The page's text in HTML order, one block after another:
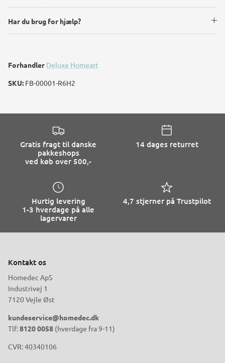
Har du brug for hjælp?
Forhandler Deluxe Homeart
SKU: FB-00001-R6H2
Gratis fragt til danske
pakkeshops
ved køb over 500,-
14 dages returret
Hurtig levering
1-3 hverdage på alle
lagervarer
4,7 stjerner på Trustpilot
Kontakt os
Homedec ApS
Industrivej 1
7120 Vejle Øst
kundeservice@homedec.dk
Tlf:8120 0058 (hverdage fra 9-11)
CVR: 40340106